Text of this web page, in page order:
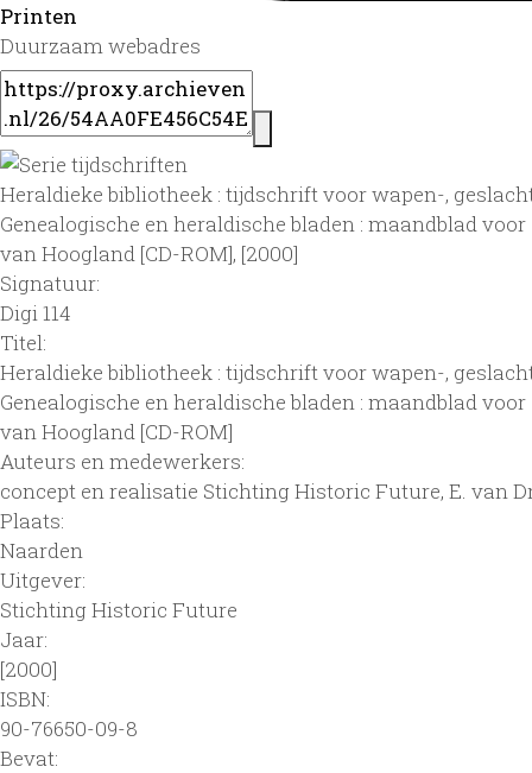
Printen
Duurzaam webadres
Heraldieke bibliotheek : tijdschrift voor wapen-,
Genealogische en heraldische bladen : maandblad
van Hoogland [CD-ROM], [2000]
Signatuur:
Digi 114
Titel:
Heraldieke bibliotheek : tijdschrift voor wapen-,
Genealogische en heraldische bladen : maandblad
van Hoogland [CD-ROM]
Auteurs en medewerkers:
concept en realisatie Stichting Historic Future, E. van
Plaats:
Naarden
Uitgever:
Stichting Historic Future
Jaar:
[2000]
ISBN:
90-76650-09-8
Bevat: